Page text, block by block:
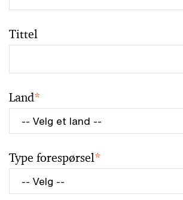
Tittel
Land*
Type forespørsel*